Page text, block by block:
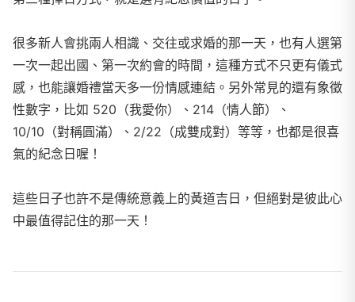
很多新人會挑兩人相識、交往或求婚的那一天，也有人選第
一次一起出國、第一次約會的時間，這種方式不只更有儀式
感，也能讓婚禮當天多一份情感連結。另外常見的還有象徵
性數字，比如 520（我愛你）、214（情人節）、
10/10（對稱圓滿）、2/22（成雙成對）等等，也都是很喜
氣的紀念日喔！
這些日子也許不是傳統意義上的黃道吉日，但絕對是彼此心
中最值得記住的那一天！